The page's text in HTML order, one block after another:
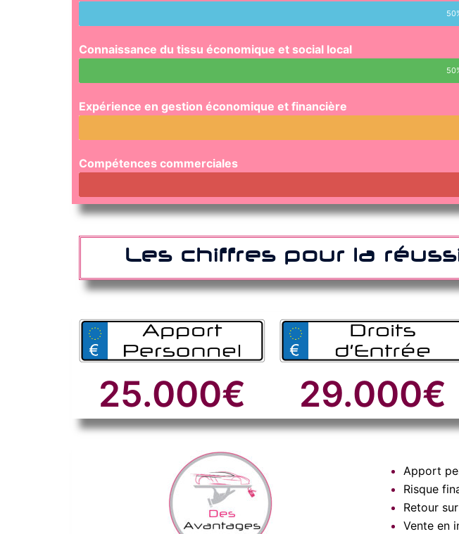
Connaissance du tissu économique et social local
Expérience en gestion économique et financière
Compétences commerciales
Les chiffres pour la
25.000€ 29.000€
Apport
Risque
Retour
Vente en